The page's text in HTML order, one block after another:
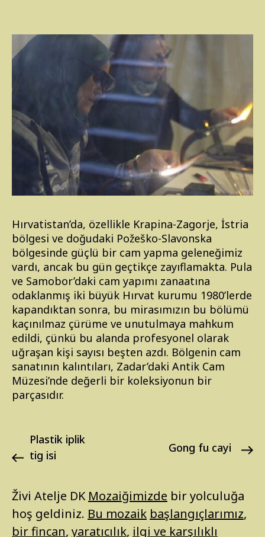
Živi Atelje DK Mozaiğimizde bir yolculuğa
hoş geldiniz. Bu mozaik başlangıçlarımız,
bir fincan, yaratıcılık, ilgi ve karşılıklı
Hırvatistan’da, özellikle Krapina-Zagorje, İstria
bölgesi ve doğudaki Požeško-Slavonska
bölgesinde güçlü bir cam yapma geleneğimiz
vardı, ancak bu gün geçtikçe zayıflamakta. Pula
ve Samobor’daki cam yapımı zanaatına
odaklanmış iki büyük Hırvat kurumu 1980’lerde
kapandıktan sonra, bu mirasımızın bu bölümü
kaçınılmaz çürüme ve unutulmaya mahkum
edildi, çünkü bu alanda profesyonel olarak
uğraşan kişi sayısı beşten azdı. Bölgenin cam
sanatının kalıntıları, Zadar’daki Antik Cam
Müzesi’nde değerli bir koleksiyonun bir
parçasıdır.
plastik iplik
tig isi
gong fu cayi